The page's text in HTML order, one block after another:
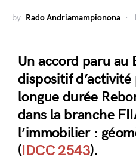
by Rado Andriamampionona
Un accord paru au
dispositif
longue durée
dans la branche
l’immobilier :
(IDCC 2543).